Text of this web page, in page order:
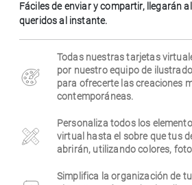
Cumpleaños
Fiestas navideñas
Fáciles de enviar y compartir, llegarán
queridos al instante.
Todas nuestras tarjetas
por nuestro equipo de
para ofrecerte las creaciones
contemporáneas.
Personaliza todos los
virtual hasta el sobre que tus
abrirán, utilizando colores,
Simplifica la organización de